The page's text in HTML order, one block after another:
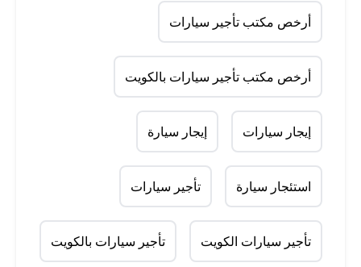
أرخص مكتب تأجير سيارات
أرخص مكتب تأجير سيارات بالكويت
إيجار سيارات إيجار سيارة
استئجار سيارة تأجير سيارات
تأجير سيارات الكويت تأجير سيارات بالكويت